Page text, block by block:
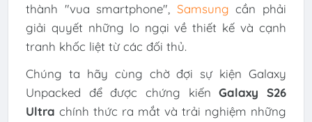
thành "vua smartphone", Samsung cần phải
giải quyết những lo ngại về thiết kế và cạnh
tranh khốc liệt từ các đối thủ.
Chúng ta hãy cùng chờ đợi sự kiện Galaxy
Unpacked để được chứng kiếnGalaxy S26
Ultra chính thức ra mắt và trải nghiệm những